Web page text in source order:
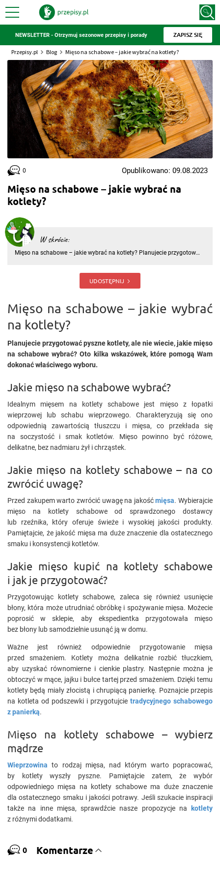
NEWSLETTER - Otrzymuj sezonowe przepisy i porady ZAPISZ SIĘ
Przepisy.pl Blog Mięso na schabowe – jakie wybrać na kotlety?
Mięso na schabowe – jakie wybrać na
kotlety?
W skrócie:
Mięso na schabowe – jakie wybrać na kotlety? Planujecie przygotować
Jakie mięso na schabowe wybrać? Idealnym mięsem na kotl
UDOSTĘPNIJ
0 Opublikowano: 09.08.2023
Mięso na schabowe – jakie wybrać
na kotlety?
Planujecie przygotować pyszne kotlety, ale nie wiecie, jakie mięso
na schabowe wybrać? Oto kilka wskazówek, które pomogą Wam
dokonać właściwego wyboru.
Jakie mięso na schabowe wybrać?
Idealnym mięsem na kotlety schabowe jest mięso z łopatki
wieprzowej lub schabu wieprzowego. Charakteryzują się ono
odpowiednią zawartością tłuszczu i mięsa, co przekłada się
na soczystość i smak kotletów. Mięso powinno być różowe,
delikatne, bez nadmiaru żył i chrząstek.
Jakie mięso na kotlety schabowe – na co
zwrócić uwagę?
Przed zakupem warto zwrócić uwagę na jakośćmięsa. Wybierajcie
mięso na kotlety schabowe od sprawdzonego dostawcy
lub rzeźnika, który oferuje świeże i wysokiej jakości produkty.
Pamiętajcie, że jakość mięsa ma duże znaczenie dla ostatecznego
smaku i konsystencji kotletów.
Jakie mięso kupić na kotlety schabowe
i jak je przygotować?
Przygotowując kotlety schabowe, zaleca się również usunięcie
błony, która może utrudniać obróbkę i spożywanie mięsa. Możecie
poprosić w sklepie, aby ekspedientka przygotowała mięso
bez błony lub samodzielnie usunąć ją w domu.
Ważne jest również odpowiednie przygotowanie mięsa
przed smażeniem. Kotlety można delikatnie rozbić tłuczkiem,
aby uzyskać równomierne i cienkie plastry. Następnie można je
obtoczyć w mące, jajku i bułce tartej przed smażeniem. Dzięki temu
kotlety będą miały złocistą i chrupiącą panierkę. Poznajcie przepis
na kotleta od podszewki i przygotujcie tradycyjnego schabowego
z panierką.
Mięso na kotlety schabowe – wybierz
mądrze
Wieprzowina to rodzaj mięsa, nad którym warto popracować,
by kotlety wyszły pyszne. Pamiętajcie zatem, że wybór
odpowiedniego mięsa na kotlety schabowe ma duże znaczenie
dla ostatecznego smaku i jakości potrawy. Jeśli szukacie inspiracji
także na inne mięsa, sprawdźcie nasze propozycje na
kotlety
z różnymi dodatkami.
0 Komentarze